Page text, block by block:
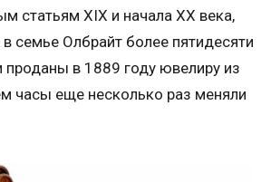
статьям XIX и начала XX века,
семье Олбрайт более пятидесяти
проданы в 1889 году ювелиру из
часы еще несколько раз меняли